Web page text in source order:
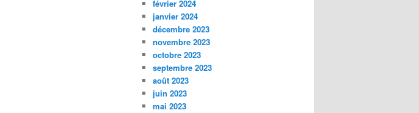
février 2024
janvier 2024
décembre 2023
novembre 2023
octobre 2023
septembre 2023
août 2023
juin 2023
mai 2023